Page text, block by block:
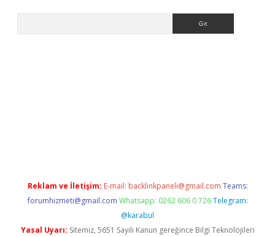
Reklam ve İletişim: E-mail: backlinkpaneli@gmail.com Teams:
forumhizmeti@gmail.com Whatsapp: 0262 606 0 726 Telegram:
@karabul
Yasal Uyarı: Sitemiz, 5651 Sayılı Kanun gereğince Bilgi Teknolojileri